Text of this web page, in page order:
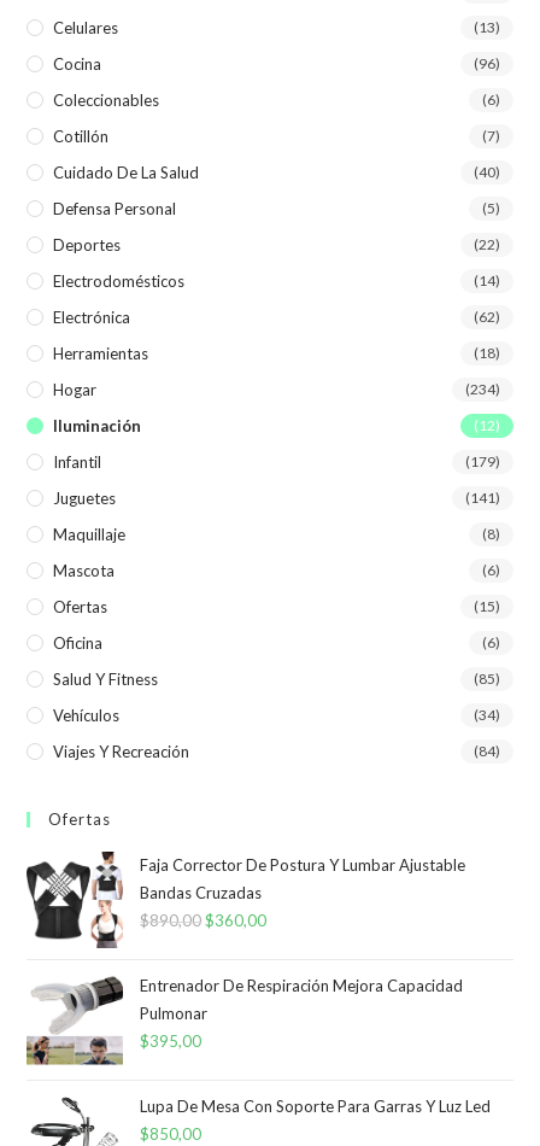
Celulares (13)
Cocina (96)
Coleccionables (6)
Cotillón (7)
Cuidado De La Salud (40)
Defensa Personal (5)
Deportes (22)
Electrodomésticos (14)
Electrónica (62)
Herramientas (18)
Hogar (234)
Iluminación (12)
Infantil (179)
Juguetes (141)
Maquillaje (8)
Mascota (6)
Ofertas (15)
Oficina (6)
Salud Y Fitness (85)
Vehículos (34)
Viajes Y Recreación (84)
Ofertas
Faja Corrector De Postura Y Lumbar Ajustable
Bandas Cruzadas
$890,00El
original
era:
$360,00El
actual
Entrenador De Respiración Mejora Capacidad
Pulmonar
$395,00
Lupa De Mesa Con Soporte Para Garras Y Luz Led
$850,00